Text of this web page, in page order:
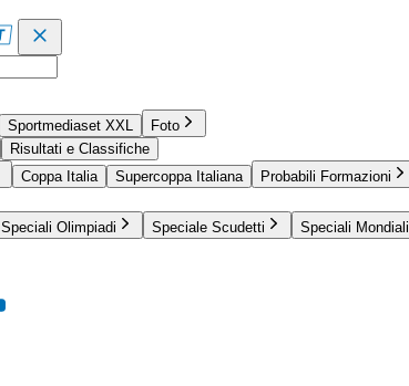
Sportmediaset XXL
Foto
Risultati e Classifiche
Coppa Italia Supercoppa Italiana Probabili Formazioni
Speciali Olimpiadi Speciale Scudetti Speciali Mondiali